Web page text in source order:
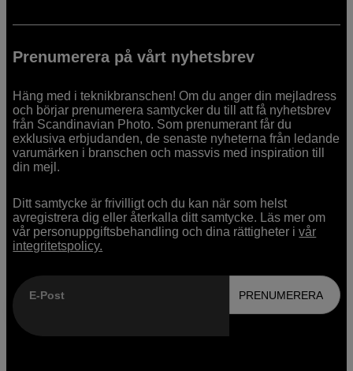
Prenumerera på vårt nyhetsbrev
Häng med i teknikbranschen! Om du anger din mejladress
och börjar prenumerera samtycker du till att få nyhetsbrev
från Scandinavian Photo. Som prenumerant får du
exklusiva erbjudanden, de senaste nyheterna från ledande
varumärken i branschen och massvis med inspiration till
din mejl.
Ditt samtycke är frivilligt och du kan när som helst
avregistrera dig eller återkalla ditt samtycke. Läs mer om
vår personuppgiftsbehandling och dina rättigheter ivår
integritetspolicy.
E-Post PRENUMERERA